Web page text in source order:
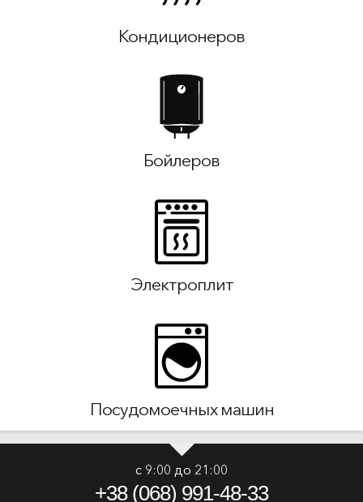
Кондиционеров
Бойлеров
Электроплит
Посудомоечных машин
с 9:00 до 21:00
+38 (068) 991-48-33